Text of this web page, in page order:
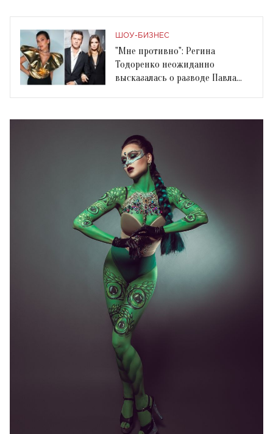
ШОУ-БИЗНЕС
"Мне противно": Регина
Тодоренко неожиданно
высказалась о разводе Павла